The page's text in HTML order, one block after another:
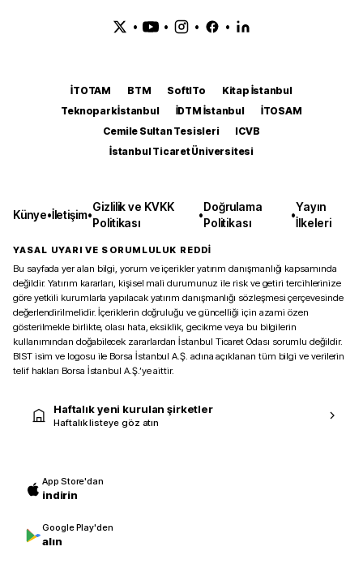
• • • •
İTOTAM BTM SoftITo
Kitap İstanbul
Teknopark İstanbul
İDTM İstanbul
İTOSAM
Cemile Sultan Tesisleri
ICVB
İstanbul Ticaret Üniversitesi
Künye•İletişim•
Gizlilik ve KVKK
Politikası
•
Doğrulama
Politikası
•
Yayın
İlkeleri
YASAL UYARI VE SORUMLULUK REDDİ
Bu sayfada yer alan bilgi, yorum ve içerikler yatırım danışmanlığı kapsamında
değildir. Yatırım kararları, kişisel mali durumunuz ile risk ve getiri tercihlerinize
göre yetkili kurumlarla yapılacak yatırım danışmanlığı sözleşmesi çerçevesinde
değerlendirilmelidir. İçeriklerin doğruluğu ve güncelliği için azami özen
gösterilmekle birlikte, olası hata, eksiklik, gecikme veya bu bilgilerin
kullanımından doğabilecek zararlardan İstanbul Ticaret Odası sorumlu değildir.
BIST isim ve logosu ile Borsa İstanbul A.Ş. adına açıklanan tüm bilgi ve verilerin
telif hakları Borsa İstanbul A.Ş.’ye aittir.
Haftalık yeni kurulan şirketler
Haftalık listeye göz atın
App Store'dan
indirin
Google Play'den
alın